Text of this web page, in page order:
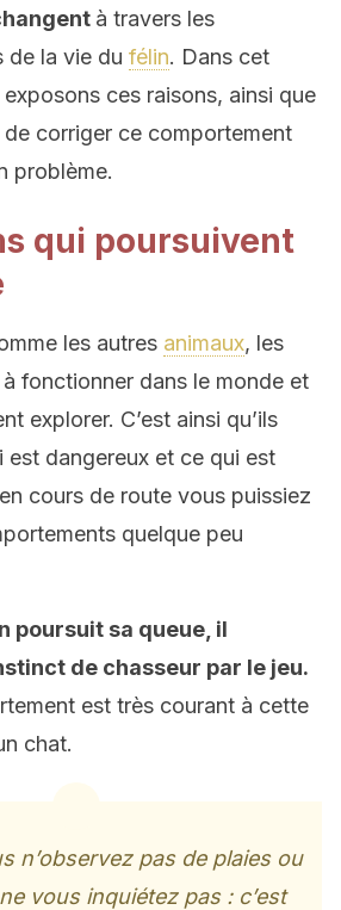
à travers les
de la vie du félin. Dans cet
ces raisons, ainsi que
corriger ce comportement
problème.
qui poursuivent
les autres animaux, les
fonctionner dans le monde et
explorer. C’est ainsi qu’ils
est dangereux et ce qui est
cours de route vous puissiez
quelque peu
poursuit sa queue, il
de chasseur par le jeu.
est très courant à cette
chat.
n’observez pas de plaies ou
vous inquiétez pas : c’est